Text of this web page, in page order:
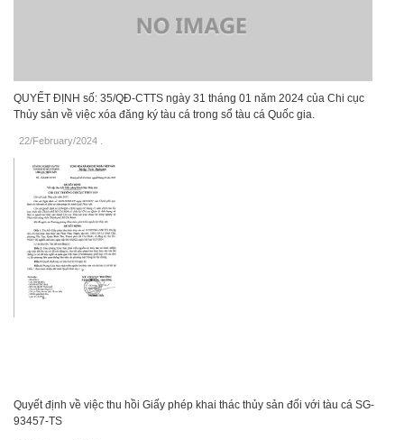
QUYẾT ĐỊNH số: 35/QĐ-CTTS ngày 31 tháng 01 năm 2024 của Chi cục
Thủy sản về việc xóa đăng ký tàu cá trong sổ tàu cá Quốc gia.
22/February/2024
Quyết định về việc thu hồi Giấy phép khai thác thủy sản đối với tàu cá SG-
93457-TS